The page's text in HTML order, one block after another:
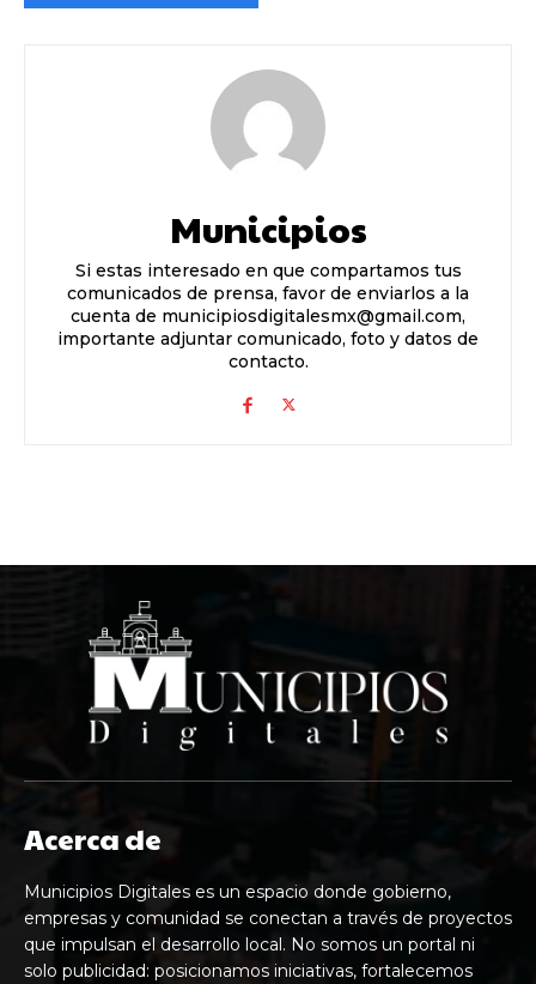
Municipios
Si estas interesado en que compartamos tus
comunicados de prensa, favor de enviarlos a la
cuenta de municipiosdigitalesmx@gmail.com,
importante adjuntar comunicado, foto y datos de
contacto.
Acerca de
Municipios Digitales es un espacio donde gobierno,
empresas y comunidad se conectan a través de proyectos
que impulsan el desarrollo local. No somos un portal ni
solo publicidad: posicionamos iniciativas, fortalecemos